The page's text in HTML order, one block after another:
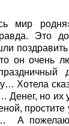
мир
Это
он очень
Хотела
Денег, но их
простите
А